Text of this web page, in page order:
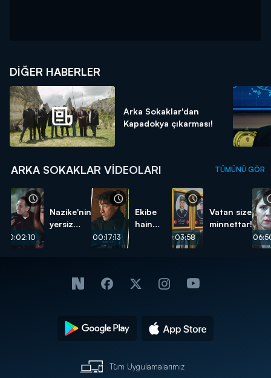
DIĞER HABERLER
Arka Sokaklar'dan
Kapadokya çıkarması!
ARKA SOKAKLAR VIDEOLARI TÜMÜNÜ GÖR
00:02:10
Nazike'nin
yersiz
00:17:13
Ekibe
hain
00:03:58
Vatan size
minnettar!
Tüm Uygulamalarımız